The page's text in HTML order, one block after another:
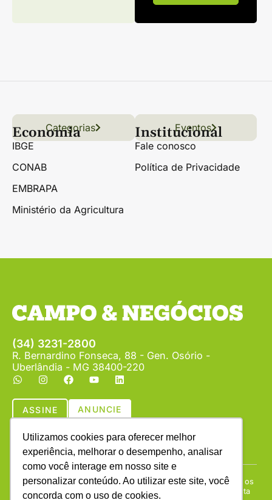
Utilizamos cookies para oferecer melhor
experiência, melhorar o desempenho, analisar
como você interage em nosso site e
personalizar conteúdo. Ao utilizar este site, você
concorda com o uso de cookies.
Links úteis
Conteúdo Grãos
Florestas Hortifrúti
Categorias Eventos
Economia
IBGE
CONAB
EMBRAPA
Ministério da Agricultura
Institucional
Fale conosco
Política de Privacidade
(34) 3231-2800
R. Bernardino Fonseca, 88 - Gen. Osório -
Uberlândia - MG 38400-220
ASSINE ANUNCIE
Copyright © (1990 - 2026) Revista Campo & Negócios. Todos os
direitos reservados. É proibida a reprodução do conteúdo desta